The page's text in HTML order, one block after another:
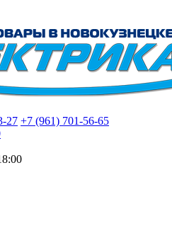
27 +7 (961) 701-56-65